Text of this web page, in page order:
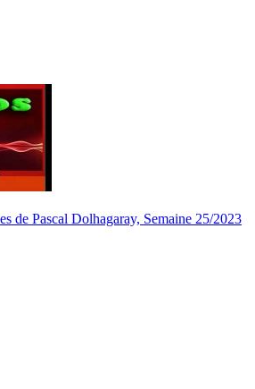
de Pascal Dolhagaray, Semaine 25/2023